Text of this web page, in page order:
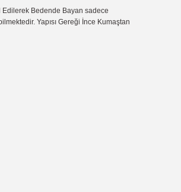
Edilerek Bedende Bayan sadece
Yapısı Gereği İnce Kumaştan